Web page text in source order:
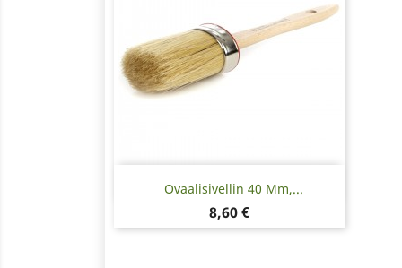
Ovaalisivellin 40 Mm,...
Hinta
8,60 €
Pikakatselu